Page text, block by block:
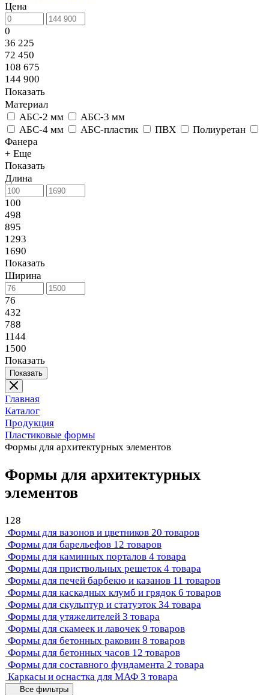
Цена
0
36 225
72 450
108 675
144 900
Показать
Материал
АБС-2 мм
АБС-3 мм
АБС-4 мм
АБС-пластик ПВХ
Полиуретан
Фанера
+ Еще
Показать
Длина
100
498
895
1293
1690
Показать
Ширина
76
432
788
1144
1500
Показать
Показать
Главная
Каталог
Продукция
Пластиковые формы
Формы для архитектурных элементов
Формы для архитектурных
элементов
128
Формы для вазонов и цветников 20 товаров
Формы для барельефов 12 товаров
Формы для каминных порталов 4 товара
Формы для приствольных решеток 4 товара
Формы для печей барбекю и казанов 11 товаров
Формы для каскадных клумб и грядок 6 товаров
Формы для скульптур и статуэток 34 товара
Формы для утяжелителей 3 товара
Формы для скамеек и лавочек 9 товаров
Формы для бетонных раковин 8 товаров
Формы для бетонных часов 12 товаров
Формы для составного фундамента 2 товара
Каркасы и оснастка для МАФ 3 товара
Все фильтры